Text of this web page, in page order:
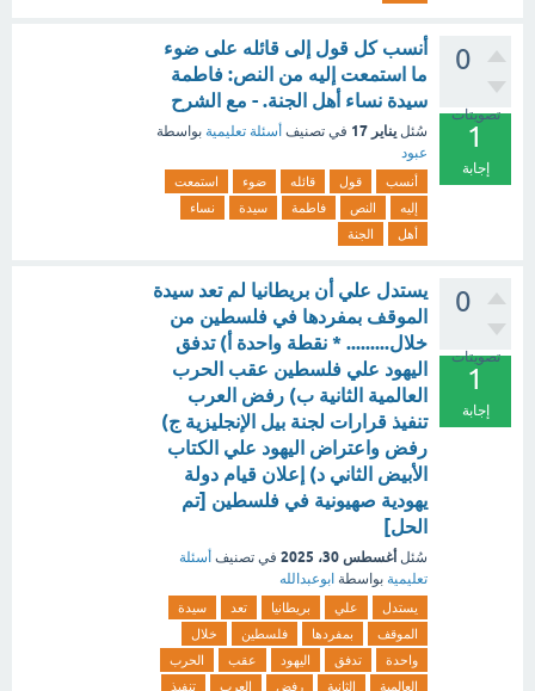
0
تصويتات
1
إجابة
أنسب كل قول إلى قائله على ضوء
ما استمعت إليه من النص: فاطمة
سيدة نساء أهل الجنة. - مع الشرح
سُئل يناير 17 في تصنيف أسئلة تعليمية بواسطة
عبود
أنسب قول قائله ضوء
استمعت
إليه
النص فاطمة سيدة
نساء
أهل
الجنة
0
تصويتات
1
إجابة
يستدل علي أن بريطانيا لم تعد سيدة
الموقف بمفردها في فلسطين من
خلال......... * نقطة واحدة أ) تدفق
اليهود علي فلسطين عقب الحرب
العالمية الثانية ب) رفض العرب
تنفيذ قرارات لجنة بيل الإنجليزية ج)
رفض واعتراض اليهود علي الكتاب
الأبيض الثاني د) إعلان قيام دولة
يهودية صهيونية في فلسطين [تم
الحل]
سُئل أغسطس 30، 2025 في تصنيف أسئلة
تعليمية بواسطة ابوعبدالله
يستدل علي بريطانيا تعد
سيدة
الموقف
بمفردها فلسطين
خلال
واحدة
تدفق اليهود عقب
الحرب
العالمية
الثانية رفض العرب تنفيذ